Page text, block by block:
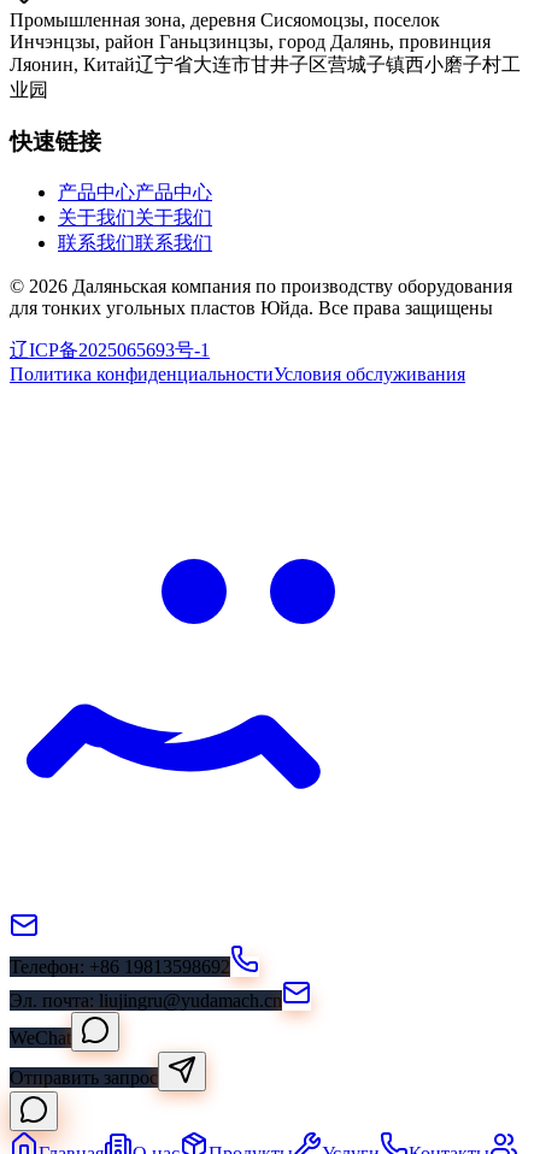
Промышленная зона, деревня Сисяомоцзы, поселок
Инчэнцзы, район Ганьцзинцзы, город Далянь, провинция
Ляонин, Китай辽宁省大连市甘井子区营城子镇西小磨子村工
业园
快速链接
产品中心产品中心
关于我们关于我们
联系我们联系我们
© 2026 Даляньская компания по производству оборудования
для тонких угольных пластов Юйда. Все права защищены
辽ICP备2025065693号-1
Политика конфиденциальностиУсловия обслуживания
Телефон: +86 19813598692
Эл. почта: liujingru@yudamach.cn
WeChat
Отправить запрос